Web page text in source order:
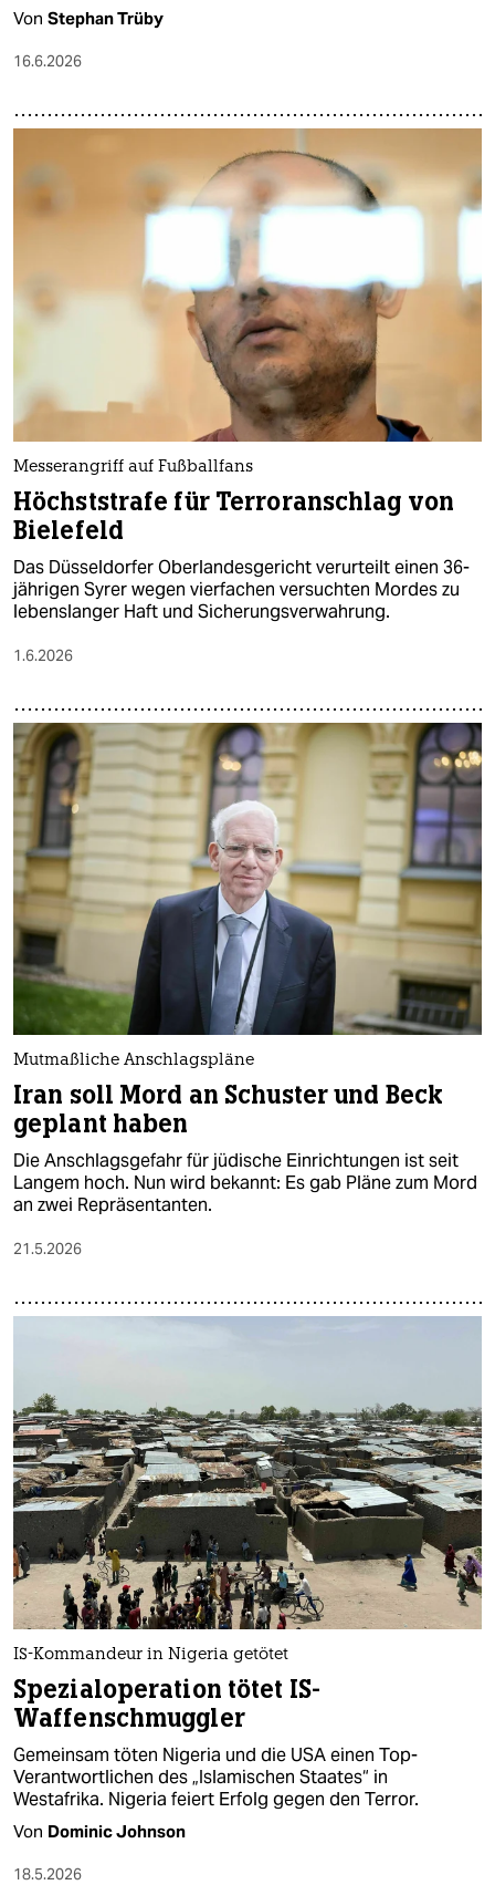
Von Stephan Trüby
16.6.2026
Messerangriff auf Fußballfans
Höchststrafe für Terroranschlag von
Bielefeld
Das Düsseldorfer Oberlandesgericht verurteilt einen 36-
jährigen Syrer wegen vierfachen versuchten Mordes zu
lebenslanger Haft und Sicherungsverwahrung.
1.6.2026
Mutmaßliche Anschlagspläne
Iran soll Mord an Schuster und Beck
geplant haben
Die Anschlagsgefahr für jüdische Einrichtungen ist seit
Langem hoch. Nun wird bekannt: Es gab Pläne zum Mord
an zwei Repräsentanten.
21.5.2026
IS-Kommandeur in Nigeria getötet
Spezialoperation tötet IS-
Waffenschmuggler
Gemeinsam töten Nigeria und die USA einen Top-
Verantwortlichen des „Islamischen Staates“ in
Westafrika. Nigeria feiert Erfolg gegen den Terror.
Von Dominic Johnson
18.5.2026